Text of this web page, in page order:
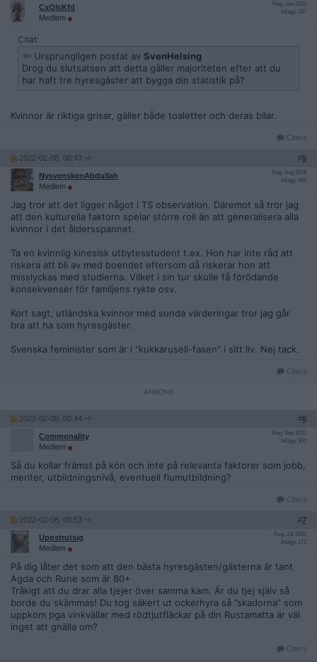
CxQIcKfd
Medlem
Reg: Jan 2022
Inlägg: 187
Citat:
Ursprungligen postat av SvenHelsing
Drog du slutsatsen att detta gäller majoriteten efter att du
har haft tre hyresgäster att bygga din statistik på?
Kvinnor är riktiga grisar, gäller både toaletter och deras bilar.
Citera
2022-02-08, 00:43 #5
NysvenskenAbdullah
Medlem
Reg: Aug 2018
Inlägg: 945
Jag tror att det ligger något i TS observation. Däremot så tror jag
att den kulturella faktorn spelar större roll än att generalisera alla
kvinnor i det åldersspannet.
Ta en kvinnlig kinesisk utbytesstudent t.ex. Hon har inte råd att
riskera att bli av med boendet eftersom då riskerar hon att
misslyckas med studierna. Vilket i sin tur skulle få förödande
konsekvenser för familjens rykte osv.
Kort sagt, utländska kvinnor med sunda värderingar tror jag går
bra att ha som hyresgäster.
Svenska feminister som är i "kukkarusell-fasen" i sitt liv. Nej tack.
Citera
2022-02-08, 00:44 #6
Commonality
Medlem
Reg: Sep 2021
Inlägg: 900
Så du kollar främst på kön och inte på relevanta faktorer som jobb,
meriter, utbildningsnivå, eventuell flumutbildning?
Citera
2022-02-08, 00:53 #7
Uppstrutsig
Medlem
Reg: Jul 2021
Inlägg: 172
På dig låter det som att den bästa hyresgästen/gästerna är tant
Agda och Rune som är 80+
Tråkigt att du drar alla tjejer över samma kam. Är du tjej själv så
borde du skämmas! Du tog säkert ut ockerhyra så ”skadorna” som
uppkom pga vinkvällar med rödtjutfläckar på din Rustamatta är väl
inget att gnälla om?
Citera